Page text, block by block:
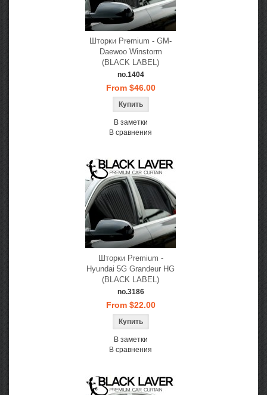
Шторки Premium - GM-
Daewoo Winstorm
(BLACK LABEL)
no.1404
From $46.00
В заметки
В сравнения
Шторки Premium -
Hyundai 5G Grandeur HG
(BLACK LABEL)
no.3186
From $22.00
В заметки
В сравнения